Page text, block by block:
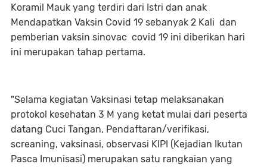
Koramil Mauk yang terdiri dari Istri dan anak
Mendapatkan Vaksin Covid 19 sebanyak 2 Kali dan
pemberian vaksin sinovac covid 19 ini diberikan hari
ini merupakan tahap pertama.
"Selama kegiatan Vaksinasi tetap melaksanakan
protokol kesehatan 3 M yang ketat mulai dari peserta
datang Cuci Tangan, Pendaftaran/verifikasi,
screaning, vaksinasi, observasi KIPI (Kejadian Ikutan
Pasca Imunisasi) merupakan satu rangkaian yang